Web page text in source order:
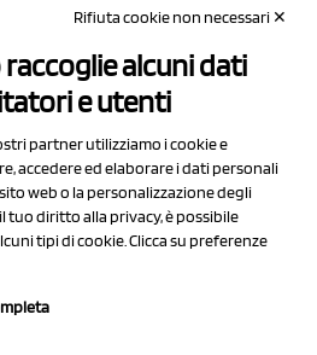
Euro 50.000,00 i.v.
Contatti
Policy
Policy
Chi Siamo
Rifiuta cookie non necessari ✕
alcuni dati
e utenti
partner utilizziamo i cookie e
accedere ed elaborare i dati personali
web o la personalizzazione degli
tuo diritto alla privacy, è possibile
tipi di cookie. Clicca su preferenze